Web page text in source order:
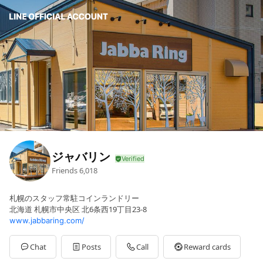
ジャバリン
Friends6,018
札幌のスタッフ常駐コインランドリー
北海道 札幌市中央区 北6条西19丁目23-8
www.jabbaring.com/
Chat Posts Call Reward cards